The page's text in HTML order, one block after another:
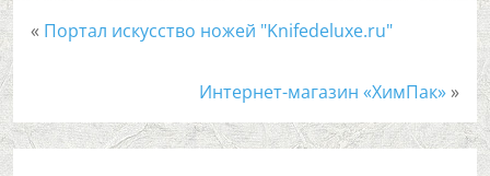
« Портал искусcтво ножей "Knifedeluxe.ru"
Интернет-магазин «ХимПак» »